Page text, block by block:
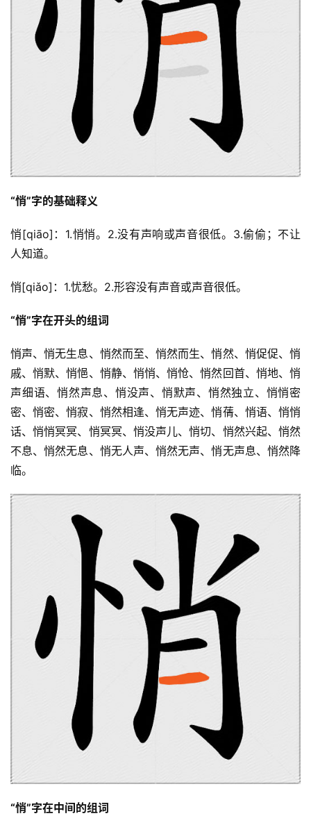
“悄”字的基础释义
悄[qiāo]：1.悄悄。2.没有声响或声音很低。3.偷偷；不让
人知道。
悄[qiǎo]：1.忧愁。2.形容没有声音或声音很低。
“悄”字在开头的组词
悄声、悄无生息、悄然而至、悄然而生、悄然、悄促促、悄
戚、悄默、悄悒、悄静、悄悄、悄怆、悄然回首、悄地、悄
声细语、悄然声息、悄没声、悄默声、悄然独立、悄悄密
密、悄密、悄寂、悄然相逢、悄无声迹、悄蒨、悄语、悄悄
话、悄悄冥冥、悄冥冥、悄没声儿、悄切、悄然兴起、悄然
不息、悄然无息、悄无人声、悄然无声、悄无声息、悄然降
临。
“悄”字在中间的组词